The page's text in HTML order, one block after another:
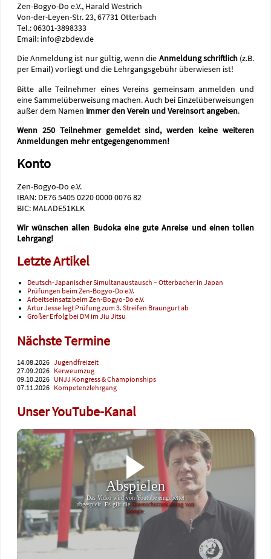
Zen-Bogyo-Do e.V., Harald Westrich
Von-der-Leyen-Str. 23, 67731 Otterbach
Tel.: 06301-3898333
Email: info@zbdev.de
Die Anmeldung ist nur gültig, wenn die Anmeldung schriftlich(z.B.
per Email) vorliegt und die Lehrgangsgebühr überwiesen ist!
Bitte alle Teilnehmer eines Vereins gemeinsam anmelden und
eine Sammelüberweisung machen. Auch bei Einzelüberweisungen
außer dem Namen immer den Verein und Vereinsort angeben.
Wenn 250 Teilnehmer gemeldet sind, werden keine weiteren
Anmeldungen mehr entgegengenommen!
Konto
Zen-Bogyo-Do e.V.
IBAN: DE76 5405 0220 0000 0076 82
BIC: MALADE51KLK
Wir wünschen allen Budoka eine gute Anreise und einen tollen
Lehrgang!
Letzte Artikel
Deutsch-Japanischer Simultanaustausch – Otterbacher in Japan
Prüfungen beim Zen-Bogyo-Do e.V.
Arbeitseinsatz beim Zen-Bogyo-Do e.V.
Artur Jesse legt Prüfung zum 3. Streifen Braungurt ab
Großer Erfolg bei DM im Jiu Jitsu
Nächste Termine
14.08.2026 Jugendfreizeit
27.09.2026 Kerweumzug
09.10.2026 UNJJ Kongress & Championships
07.11.2026 Kompetenzlehrgang
Unser YouTube-Kanal